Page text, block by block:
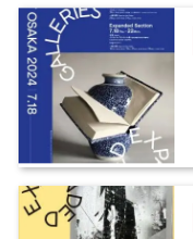
COLUMN
コラム